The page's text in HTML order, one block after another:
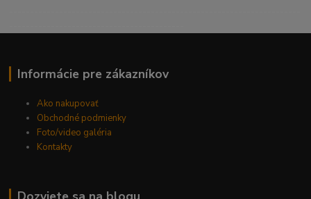
Informácie pre zákazníkov
Ako nakupovať
Obchodné podmienky
Foto/video galéria
Kontakty